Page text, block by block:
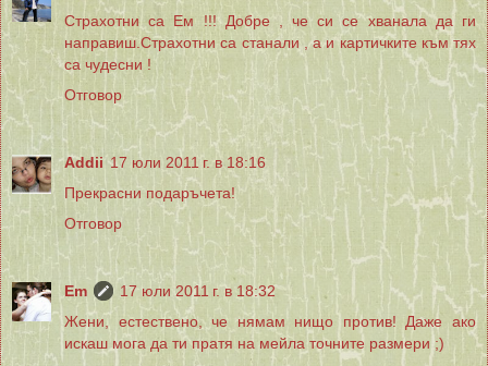
Страхотни са Ем !!! Добре , че си се хванала да ги
направиш.Страхотни са станали , а и картичките към тях
са чудесни !
Отговор
Addii 17 юли 2011 г. в 18:16
Прекрасни подаръчета!
Отговор
Em
17 юли 2011 г. в 18:32
Жени, естествено, че нямам нищо против! Даже ако
искаш мога да ти пратя на мейла точните размери ;)